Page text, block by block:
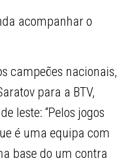
acompanhar o
campeões nacionais,
para a BTV,
leste: “Pelos jogos
é uma equipa com
base do um contra